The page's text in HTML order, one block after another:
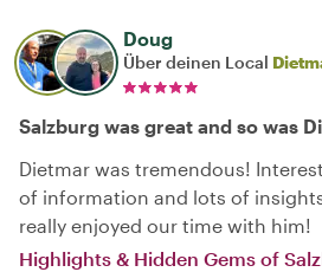
Doug
Über deinen Local
Salzburg was great and so was
Dietmar was tremendous!
of information and lots of
really enjoyed our time with him!
Highlights & Hidden Gems of